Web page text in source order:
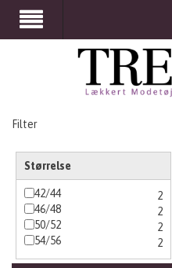
Filter
Størrelse
42/44
2
46/48
2
50/52
2
54/56
2